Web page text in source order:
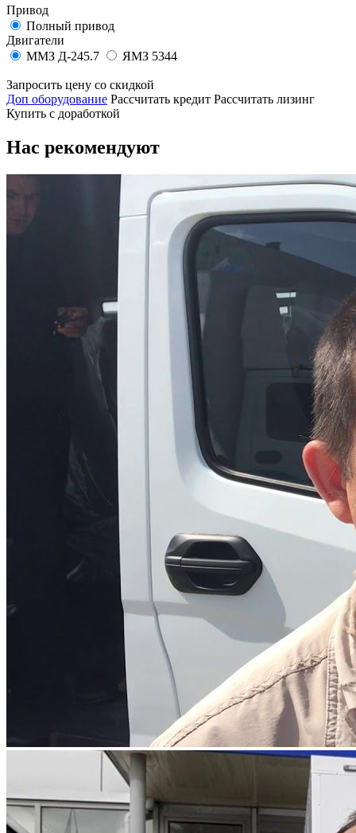
Привод
Полный привод
Двигатели
ММЗ Д-245.7
ЯМЗ 5344
Запросить цену со скидкой
Доп оборудование Рассчитать кредит Рассчитать лизинг
Купить с доработкой
Нас рекомендуют